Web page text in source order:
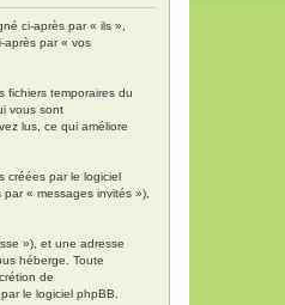
ci-après par « ils »,
après par « vos
fichiers temporaires du
vous sont
lus, ce qui améliore
créées par le logiciel
« messages invités »),
»), et une adresse
héberge. Toute
de
le logiciel phpBB.